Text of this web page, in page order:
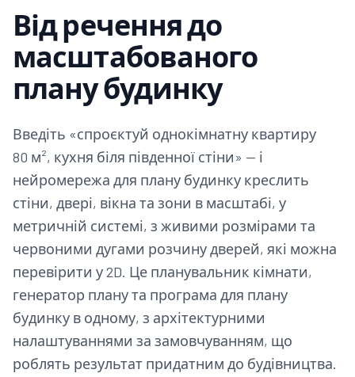
Від речення до
масштабованого
плану будинку
Введіть «спроєктуй однокімнатну квартиру
80 м², кухня біля південної стіни» — і
нейромережа для плану будинку креслить
стіни, двері, вікна та зони в масштабі, у
метричній системі, з живими розмірами та
червоними дугами розчину дверей, які можна
перевірити у 2D. Це планувальник кімнати,
генератор плану та програма для плану
будинку в одному, з архітектурними
налаштуваннями за замовчуванням, що
роблять результат придатним до будівництва.